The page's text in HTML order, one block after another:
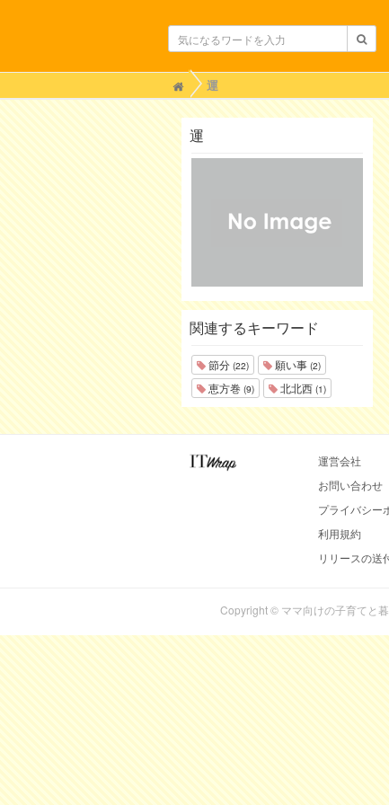
H
o
m
運
運
関連するキーワード
節分 (22) 願い事 (2)
恵方巻 (9) 北北西 (1)
運営会社
お問い合わせ
プライバシー
利用規約
リリースの送
Copyright © ママ向けの子育てと